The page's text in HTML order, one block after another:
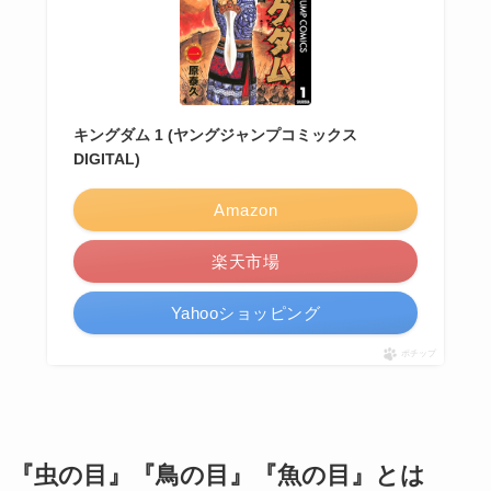
キングダム 1 (ヤングジャンプコミックス
DIGITAL)
Amazon
楽天市場
Yahooショッピング
ポチップ
『虫の目』『鳥の目』『魚の目』とは